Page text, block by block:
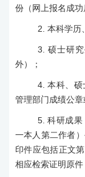
份（网上报名成功
2. 本科学历
3. 硕士研
外）；
4.本科、硕
管理部门成绩公章
5.科研成果
一本人第二作者
印件应包括正文
相应检索证明原